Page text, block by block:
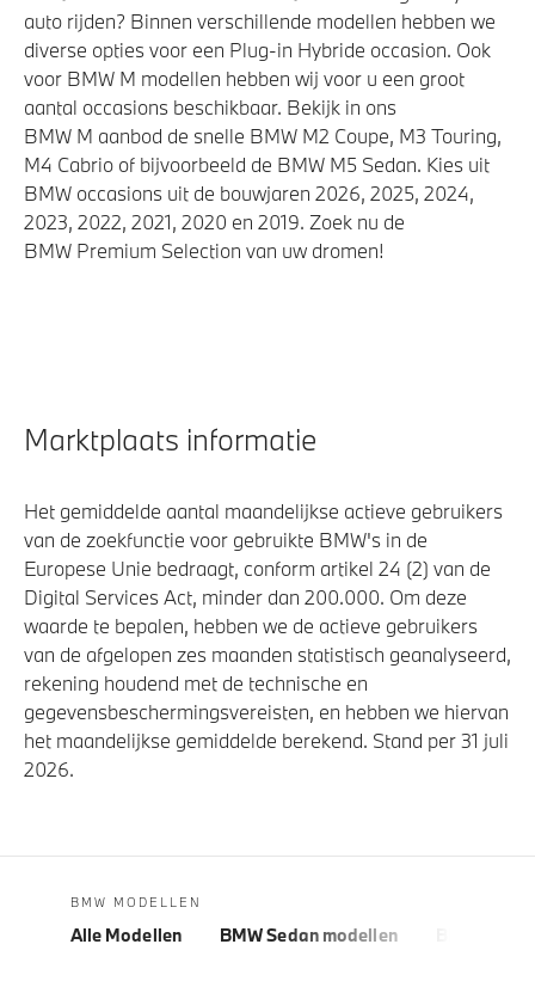
auto rijden? Binnen verschillende modellen hebben we
diverse opties voor een Plug-in Hybride occasion. Ook
voor BMW M modellen hebben wij voor u een groot
aantal occasions beschikbaar. Bekijk in ons
BMW M aanbod de snelle BMW M2 Coupe, M3 Touring,
M4 Cabrio of bijvoorbeeld de BMW M5 Sedan. Kies uit
BMW occasions uit de bouwjaren 2026, 2025, 2024,
2023, 2022, 2021, 2020 en 2019. Zoek nu de
BMW Premium Selection van uw dromen!
Marktplaats informatie
Het gemiddelde aantal maandelijkse actieve gebruikers
van de zoekfunctie voor gebruikte BMW's in de
Europese Unie bedraagt, conform artikel 24 (2) van de
Digital Services Act, minder dan 200.000. Om deze
waarde te bepalen, hebben we de actieve gebruikers
van de afgelopen zes maanden statistisch geanalyseerd,
rekening houdend met de technische en
gegevensbeschermingsvereisten, en hebben we hiervan
het maandelijkse gemiddelde berekend. Stand per 31 juli
2026.
BMW MODELLEN
Alle Modellen BMW Sedan modellen